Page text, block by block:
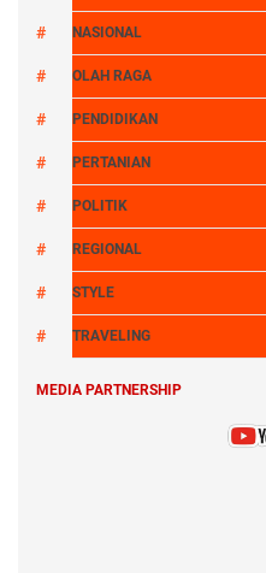
NASIONAL
OLAH RAGA
PENDIDIKAN
PERTANIAN
POLITIK
REGIONAL
STYLE
TRAVELING
MEDIA PARTNERSHIP